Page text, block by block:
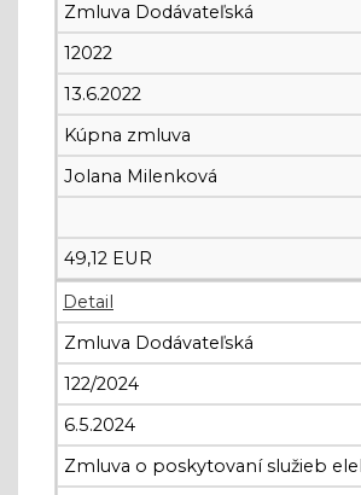
Zmluva Dodávateľská
12022
13.6.2022
Kúpna zmluva
Jolana Milenková
49,12 EUR
Detail
Zmluva Dodávateľská
122/2024
6.5.2024
Zmluva o poskytovaní služieb